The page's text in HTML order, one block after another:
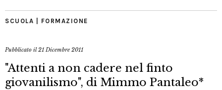
SCUOLA | FORMAZIONE
Pubblicato il21 Dicembre 2011
"Attenti a non cadere nel finto
giovanilismo", di Mimmo Pantaleo*